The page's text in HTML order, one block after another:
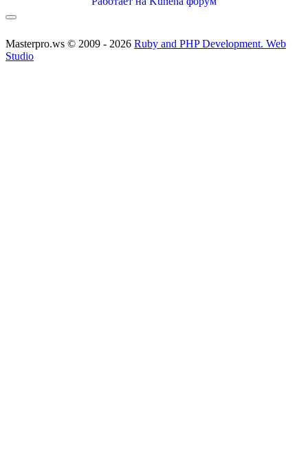
Masterpro.ws © 2009 - 2026 Ruby and PHP Development. Web
Studio